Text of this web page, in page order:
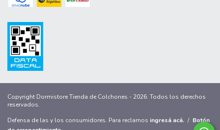
Copyright Dormistore Tienda de Colchones - 2026. Todos los derechos
reservados.
Defensa de las y los consumidores. Para reclamos ingresá acá. / Botón